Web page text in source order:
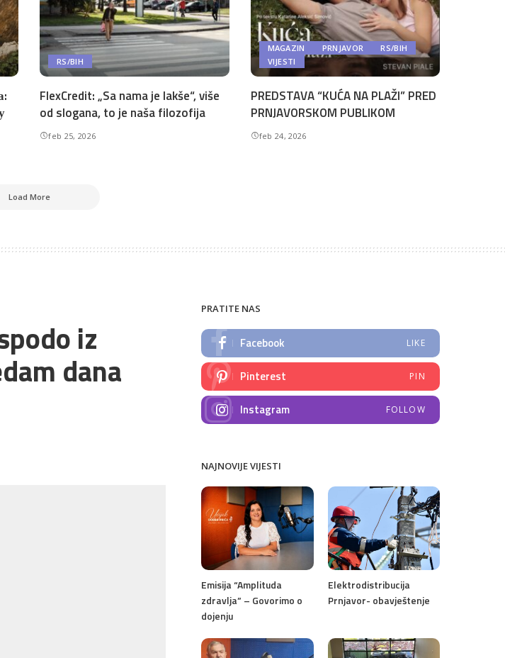
RS/BIH
FlexCredit: „Sa nama je lakše“, više
od slogana, to je naša filozofija
feb 25, 2026
MAGAZIN PRNJAVOR
RS/BIH
VIJESTI
PREDSTAVA “KUĆA NA PLAŽI” PRED
PRNJAVORSKOM PUBLIKOM
feb 24, 2026
Load More
iz
dana
PRATITE NAS
Facebook LIKE
Pinterest PIN
Instagram FOLLOW
NAJNOVIJE VIJESTI
Emisija “Amplituda
zdravlja” – Govorimo o
dojenju
Elektrodistribucija
Prnjavor- obavještenje